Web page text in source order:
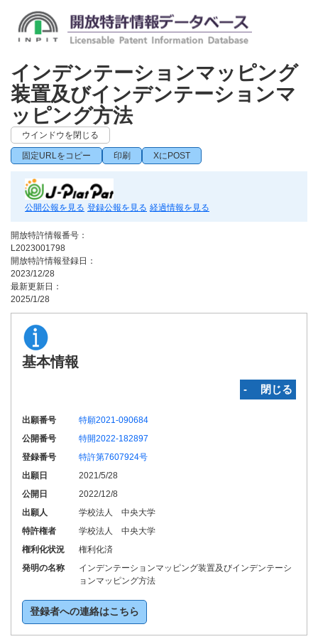
インデンテーションマッピング
装置及びインデンテーションマ
ッピング方法
ウインドウを閉じる
固定URLをコピー 印刷 XにPOST
公開公報を見る 登録公報を見る 経過情報を見る
開放特許情報番号：
L2023001798
開放特許情報登録日：
2023/12/28
最新更新日：
2025/1/28
基本情報
‐ 閉じる
出願番号
特願2021-090684
公開番号
特開2022-182897
登録番号
特許第7607924号
出願日
2021/5/28
公開日
2022/12/8
出願人
学校法人 中央大学
特許権者
学校法人 中央大学
権利化状況
権利化済
発明の名称
インデンテーションマッピング装置及びインデンテーシ
ョンマッピング方法
登録者への連絡はこちら